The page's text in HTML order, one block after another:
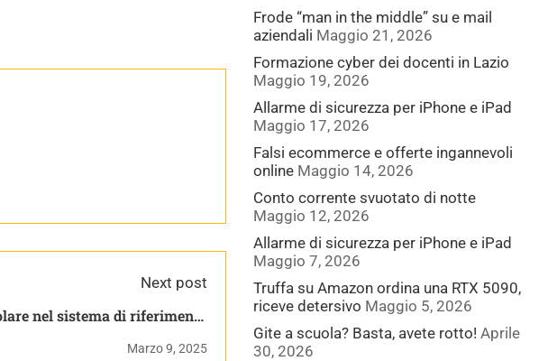
Next post
Marzo 9, 2025
Frode “man in the middle” su e mail
aziendali Maggio 21, 2026
Formazione cyber dei docenti in Lazio
Maggio 19, 2026
Allarme di sicurezza per iPhone e iPad
Maggio 17, 2026
Falsi ecommerce e offerte ingannevoli
online Maggio 14, 2026
Conto corrente svuotato di notte
Maggio 12, 2026
Allarme di sicurezza per iPhone e iPad
Maggio 7, 2026
Truffa su Amazon ordina una RTX 5090,
riceve detersivo Maggio 5, 2026
Gite a scuola? Basta, avete rotto! Aprile
30, 2026